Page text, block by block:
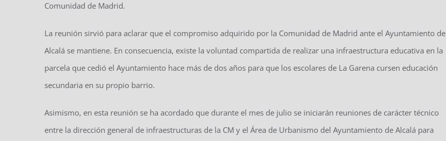
Comunidad de Madrid.
La reunión sirvió para aclarar que el compromiso adquirido por la Comunidad de Madrid ante el Ayuntamiento de
Alcalá se mantiene. En consecuencia, existe la voluntad compartida de realizar una infraestructura educativa en la
parcela que cedió el Ayuntamiento hace más de dos años para que los escolares de La Garena cursen educación
secundaria en su propio barrio.
Asimismo, en esta reunión se ha acordado que durante el mes de julio se iniciarán reuniones de carácter técnico
entre la dirección general de infraestructuras de la CM y el Área de Urbanismo del Ayuntamiento de Alcalá para